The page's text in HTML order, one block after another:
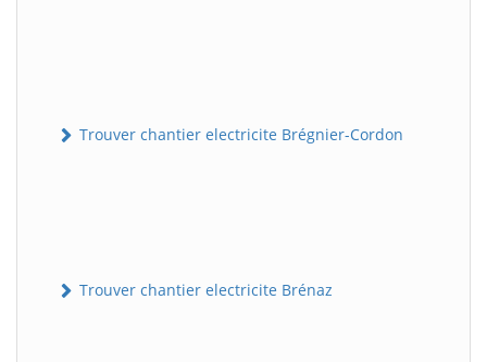
Trouver chantier electricite Brégnier-Cordon
Trouver chantier electricite Brénaz